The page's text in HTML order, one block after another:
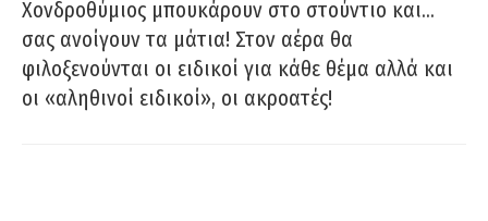
Χονδροθύμιος μπουκάρουν στο στούντιο και…
σας ανοίγουν τα μάτια! Στον αέρα θα
φιλοξενούνται οι ειδικοί για κάθε θέμα αλλά και
οι «αληθινοί ειδικοί», οι ακροατές!